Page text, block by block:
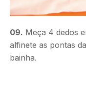
09. Meça 4 dedos
alfinete as pontas
bainha.